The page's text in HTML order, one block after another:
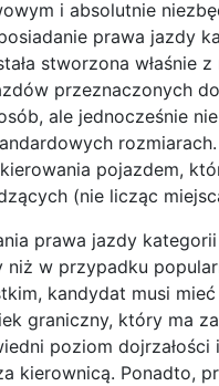
i absolutnie
prawa jazdy
stworzona właśnie z
przeznaczonych
ale jednocześnie
pojazdem,
(nie licząc
prawa jazdy kategorii
niż w przypadku
kandydat musi
graniczny, który ma
poziom dojrzałości i
kierownicą. Ponadto,